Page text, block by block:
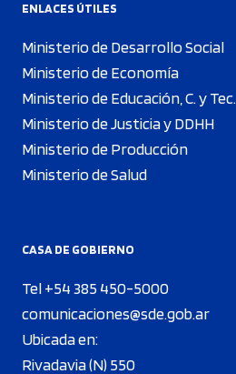
ENLACES ÚTILES
Ministerio de Desarrollo Social
Ministerio de Economía
Ministerio de Educación, C. y Tec.
Ministerio de Justicia y DDHH
Ministerio de Producción
Ministerio de Salud
CASA DE GOBIERNO
Tel +54 385 450-5000
comunicaciones@sde.gob.ar
Ubicada en:
Rivadavia (N) 550